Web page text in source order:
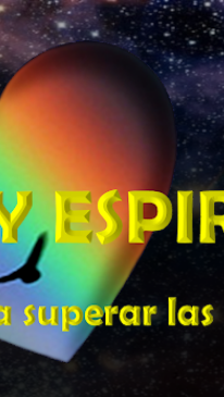
Ir al contenido